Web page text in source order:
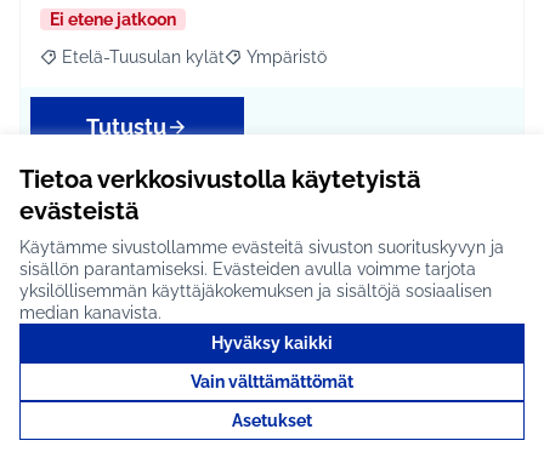
Tietoa verkkosivustolla käytetyistä
evästeistä
Käytämme sivustollamme evästeitä sivuston suorituskyvyn ja
sisällön parantamiseksi. Evästeiden avulla voimme tarjota
yksilöllisemmän käyttäjäkokemuksen ja sisältöjä sosiaalisen
median kanavista.
Hyväksy kaikki
Vain välttämättömät
Asetukset
Ei etene jatkoon
Rajaa tulokset aihepiirin mukaan: Etelä-Tuusulan kylät
Etelä-Tuusulan kylät Rajaa tulokset teeman mukaan:
Ympäristö
Tutustu
Ympäristörakentaminen
#1734
Käytetään raha toteuttamatta jääneiden hankkeiden
Rajaa tulokset aihepiirin mukaan: Koko Tuusula
Rajaa tulokset teeman mukaan: Ympäristö
Ympäristö